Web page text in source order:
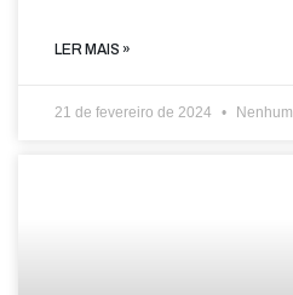
LER MAIS »
21 de fevereiro de 2024